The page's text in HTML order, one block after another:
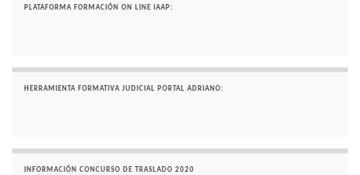
PLATAFORMA FORMACIÓN ON LINE IAAP:
HERRAMIENTA FORMATIVA JUDICIAL PORTAL ADRIANO:
INFORMACIÓN CONCURSO DE TRASLADO 2020